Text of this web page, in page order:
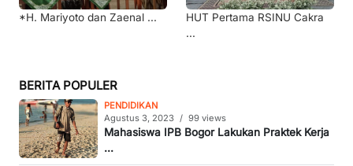
*H. Mariyoto dan Zaenal ...
HUT Pertama RSINU Cakra
...
BERITA POPULER
PENDIDIKAN
Agustus 3, 2023 / 99 views
Mahasiswa IPB Bogor Lakukan Praktek Kerja
...